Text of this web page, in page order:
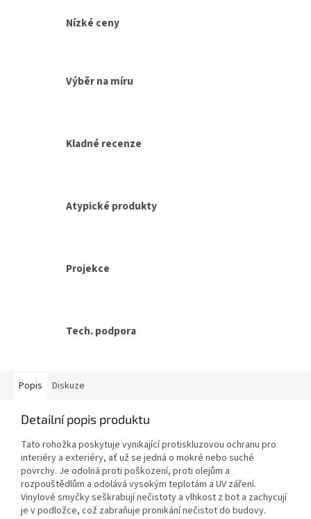
Nízké ceny
Výběr na míru
Kladné recenze
Atypické produkty
Projekce
Tech. podpora
Popis Diskuze
Detailní popis produktu
Tato rohožka poskytuje vynikající protiskluzovou ochranu pro
interiéry a exteriéry, ať už se jedná o mokré nebo suché
povrchy. Je odolná proti poškození, proti olejům a
rozpouštědlům a odolává vysokým teplotám a UV záření.
Vinylové smyčky seškrabují nečistoty a vlhkost z bot a zachycují
je v podložce, což zabraňuje pronikání nečistot do budovy.